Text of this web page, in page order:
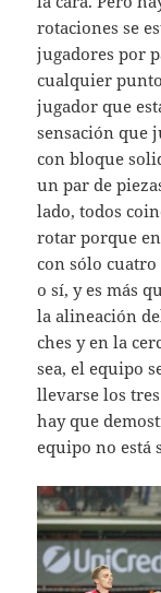
rotaciones se
jugadores por
cualquier
jugador que
sensación que
con bloque
un par de
lado, todos
rotar porque
con sólo
o sí, y es más
la alineación
ches y en la
sea, el equipo
llevarse los
hay que
equipo no está